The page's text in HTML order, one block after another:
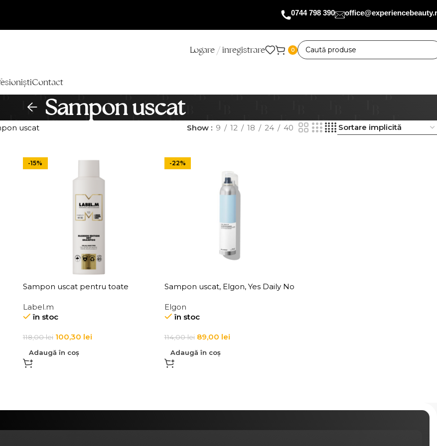
0744 798 390
Logare / înregistrare 0
Contact
Sampon uscat
uscat Show 9 12 18 24 40
-15%
Sampon uscat pentru toate
Edition Dry Shampoo
Label.m
în stoc
118,00lei 100,30 lei
Adaugă în coș
-22%
Sampon uscat, Elgon, Yes Daily No
Elgon
în stoc
114,00lei 89,00 lei
Adaugă în coș